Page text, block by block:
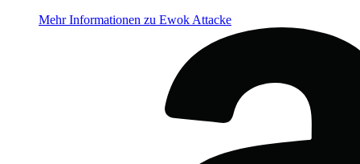
Mehr Informationen zu Ewok Attacke